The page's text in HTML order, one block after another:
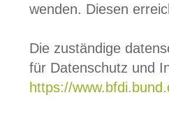
wenden. Diesen
Die zuständige
für Datenschutz und
https://